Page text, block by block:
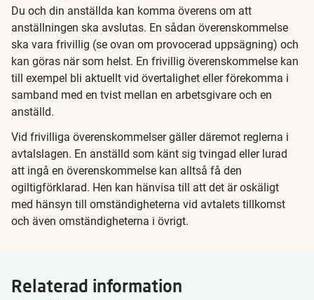
Du och din anställda kan komma överens om att
anställningen ska avslutas. En sådan överenskommelse
ska vara frivillig (se ovan om provocerad uppsägning) och
kan göras när som helst. En frivillig överenskommelse kan
till exempel bli aktuellt vid övertalighet eller förekomma i
samband med en tvist mellan en arbetsgivare och en
anställd.
Vid frivilliga överenskommelser gäller däremot reglerna i
avtalslagen. En anställd som känt sig tvingad eller lurad
att ingå en överenskommelse kan alltså få den
ogiltigförklarad. Hen kan hänvisa till att det är oskäligt
med hänsyn till omständigheterna vid avtalets tillkomst
och även omständigheterna i övrigt.
Relaterad information